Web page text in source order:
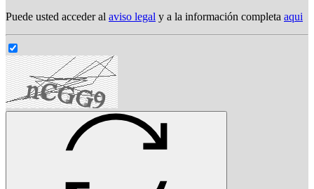
Puede usted acceder al aviso legal y a la información completa aqui